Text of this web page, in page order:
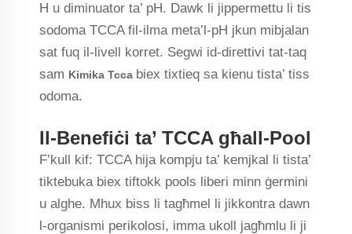
H u diminuator ta’ pH. Dawk li jippermettu li tis
sodoma TCCA fil-ilma meta’l-pH jkun mibjalan
sat fuq il-livell korret. Segwi id-direttivi tat-taq
sam Kimika Tcca biex tixtieq sa kienu tista’ tiss
odoma.
Il-Benefiċi ta’ TCCA għall-Pool
F’kull kif: TCCA hija kompju ta’ kemjkal li tista’
tiktebuka biex tiftokk pools liberi minn ġermini
u alghe. Mhux biss li tagħmel li jikkontra dawn
l-organismi perikolosi, imma ukoll jagħmlu li ji